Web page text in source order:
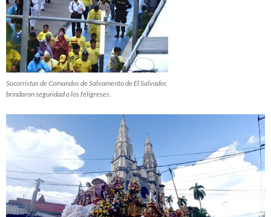
Socorristas de Comandos de Salvamento de El Salvador,
brindaron seguridad a los feligreses.